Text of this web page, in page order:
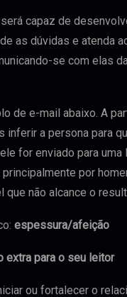
capaz de
as dúvidas e atenda
se com elas
de e-mail abaixo. A
inferir a persona para
for enviado para uma
por
que não alcance o
espessura/afeição
extra para o seu leitor
ou fortalecer o